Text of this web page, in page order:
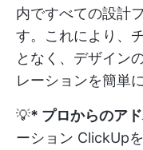
内ですべての設計
す。これにより、
となく、デザイン
レーションを簡単
💡* プロからのア
ーション ClickUp